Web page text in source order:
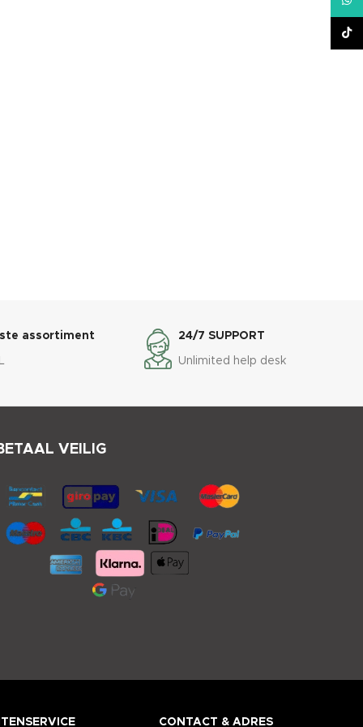
assortiment 24/7 SUPPORT
Unlimited help desk
VEILIG
CONTACT & ADRES